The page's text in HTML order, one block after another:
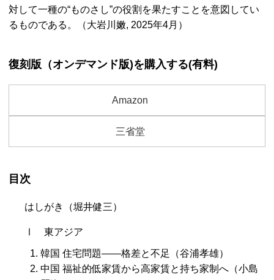
対して一種の“ものさし”の役割を果たすことを意図してい
るものである。（大岩川嫩, 2025年4月）
復刻版（オンデマンド版)を購入する(有料)
Amazon
三省堂
目次
はしがき（堀井健三）
Ⅰ 東アジア
韓国 住宅問題――格差と不足（谷浦孝雄）
中国 福祉的低家賃から高家賃と持ち家制へ（小島